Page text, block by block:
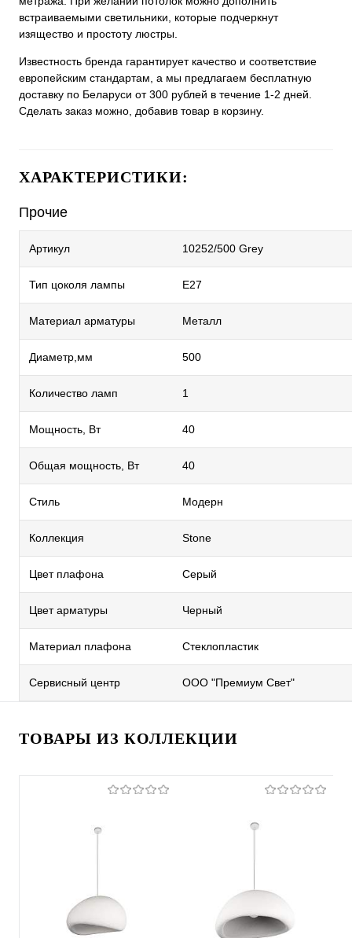
встраиваемыми светильники, которые подчеркнут
изящество и простоту люстры.
Известность бренда гарантирует качество и соответствие
европейским стандартам, а мы предлагаем бесплатную
доставку по Беларуси от 300 рублей в течение 1-2 дней.
Сделать заказ можно, добавив товар в корзину.
ХАРАКТЕРИСТИКИ:
Прочие
Артикул 10252/500 Grey
Тип цоколя лампы E27
Материал арматуры Металл
Диаметр,мм 500
Количество ламп 1
Мощность, Вт 40
Общая мощность, Вт 40
Стиль Модерн
Коллекция Stone
Цвет плафона Серый
Цвет арматуры Черный
Материал плафона Стеклопластик
Сервисный центр ООО "Премиум Свет"
ТОВАРЫ ИЗ КОЛЛЕКЦИИ